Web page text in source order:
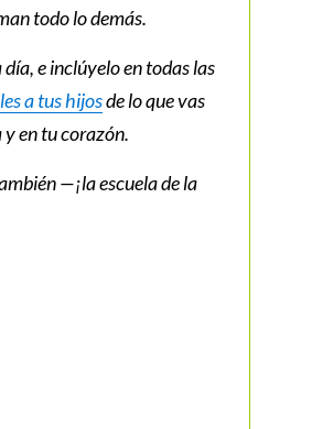
todo lo demás.
e inclúyelo en todas las
a tus hijosde lo que vas
en tu corazón.
—¡la escuela de la